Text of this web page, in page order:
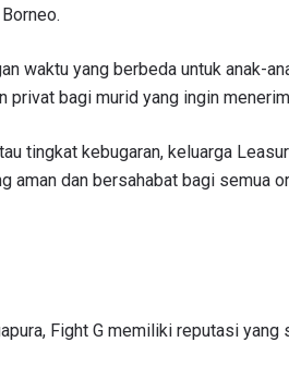
waktu yang berbeda untuk anak-
bagi murid yang ingin
tingkat kebugaran, keluarga
aman dan bersahabat bagi semua
Fight G memiliki reputasi yang